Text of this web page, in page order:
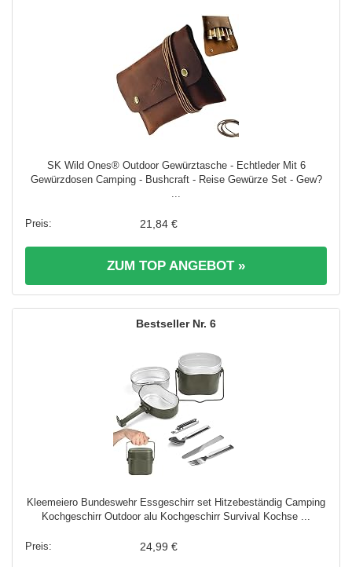
SK Wild Ones® Outdoor Gewürztasche - Echtleder Mit 6
Gewürzdosen Camping - Bushcraft - Reise Gewürze Set - Gew?
...
21,84 €
ZUM TOP ANGEBOT »
6
Kleemeiero Bundeswehr Essgeschirr set Hitzebeständig Camping
Kochgeschirr Outdoor alu Kochgeschirr Survival Kochse ...
24,99 €